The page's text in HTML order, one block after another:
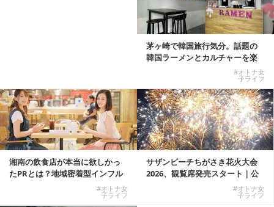
茅ヶ崎で韓国旅行気分。話題の
韓国ラーメンとカルチャーを楽
#オトナ女
子ライフ
湘南の飲食店が本当に欲しかっ
たPRとは？地域密着型インフル
#オトナ女
子ライフ
サザンビーチちがさき花火大会
2026、観覧席発売スタート｜公
#オトナ女
子ライフ